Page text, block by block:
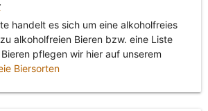
handelt es sich um eine alkoholfreies
alkoholfreien Bieren bzw. eine Liste
pflegen wir hier auf unserem
Biersorten